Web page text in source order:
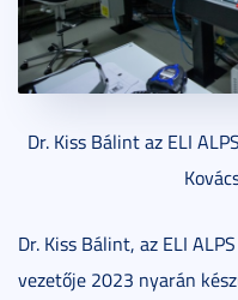
Dr. Kiss Bálint az ELI
Dr. Kiss Bálint, az ELI
vezetője 2023 nyarán